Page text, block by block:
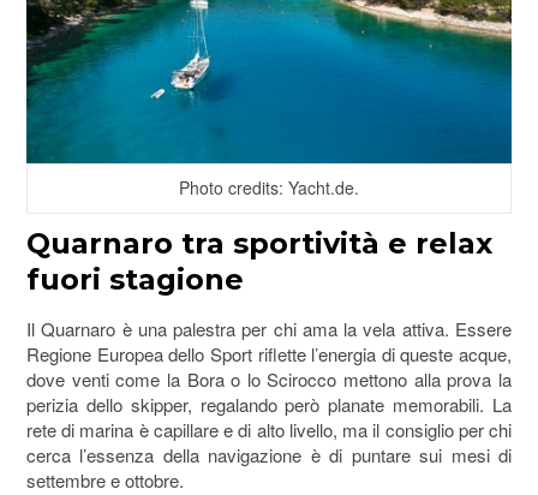
Photo credits: Yacht.de.
Quarnaro tra sportività e relax
fuori stagione
Il Quarnaro è una palestra per chi ama la vela attiva. Essere
Regione Europea dello Sport riflette l’energia di queste acque,
dove venti come la Bora o lo Scirocco mettono alla prova la
perizia dello skipper, regalando però planate memorabili. La
rete di marina è capillare e di alto livello, ma il consiglio per chi
cerca l’essenza della navigazione è di puntare sui mesi di
settembre e ottobre.